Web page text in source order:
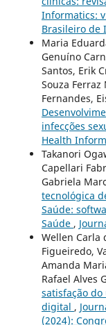
Informatics:
Brasileiro de
Maria
Genuíno
Santos, Erik
Souza Ferraz
Fernandes,
infecções
Health
Takanori
Capellari
Gabriela
tecnológica
Saúde:
Saúde ,
Wellen Carla
Figueiredo,
Amanda
Rafael Alves
satisfação
digital ,
(2024):